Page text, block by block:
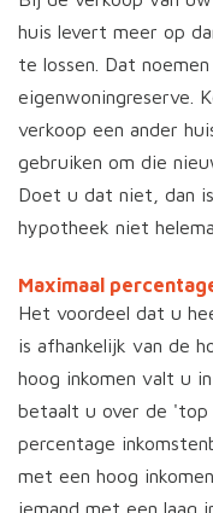
huis levert meer op
te lossen. Dat
eigenwoningreserve.
verkoop een ander
gebruiken om die
Doet u dat niet, dan
hypotheek niet
Maximaal
Het voordeel dat u
is afhankelijk van de
hoog inkomen valt u
betaalt u over de 'top
percentage
met een hoog
iemand met een laag